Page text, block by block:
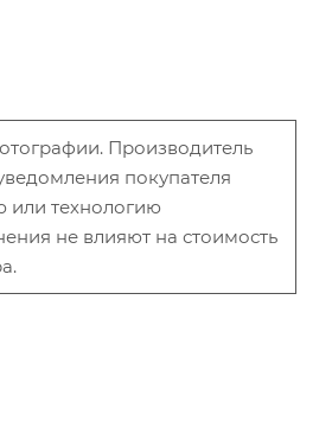
Производитель
покупателя
или технологию
не влияют на стоимость